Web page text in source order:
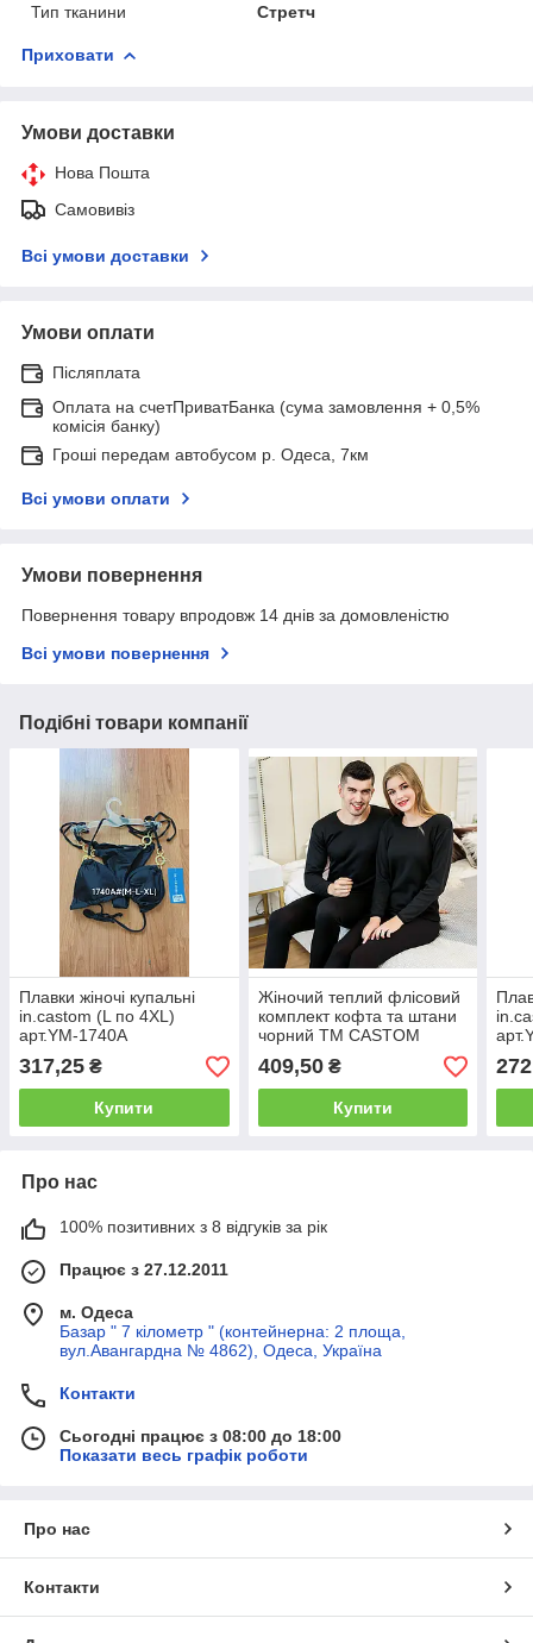
Тип тканини
Стретч
Приховати
Умови доставки
Нова Пошта
Самовивіз
Всі умови доставки
Умови оплати
Післяплата
Оплата на счетПриватБанка (сума замовлення + 0,5%
комісія банку)
Гроші передам автобусом р. Одеса, 7км
Всі умови оплати
Умови повернення
Повернення товару впродовж 14 днів за домовленістю
Всі умови повернення
Подібні товари компанії
Плавки жіночі купальні
in.castom (L по 4XL)
арт.YM-1740A
317,25 ₴
Купити
Жіночий теплий флісовий
комплект кофта та штани
чорний ТМ CASTOM
Арт.3301
409,50₴
Купити
Про нас
100% позитивних з 8 відгуків за рік
Працює з 27.12.2011
м. Одеса
Базар " 7 кілометр " (контейнерна: 2 площа,
вул.Авангардна № 4862), Одеса, Україна
Контакти
Сьогодні працює з 08:00 до 18:00
Показати весь графік роботи
Про нас
Контакти